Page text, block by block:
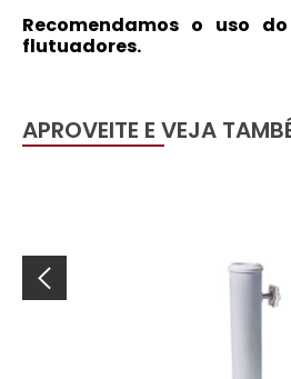
Recomendamos o uso
flutuadores.
APROVEITE E VEJA